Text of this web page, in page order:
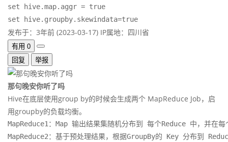
set hive.map.aggr = true
set hive.groupby.skewindata=true
发布于：3年前 (2023-03-17) IP属地：四川省
有用 0
回复
举报
那句晚安你听了吗
Hive在底层使用group by的时候会生成两个 MapReduce Job，启
用groupby的负载均衡。
MapReduce1：Map 输出结果集随机分布到 每个Reduce 中，并在
MapReduce2：基于预处理结果，根据GroupBy的 Key 分布到